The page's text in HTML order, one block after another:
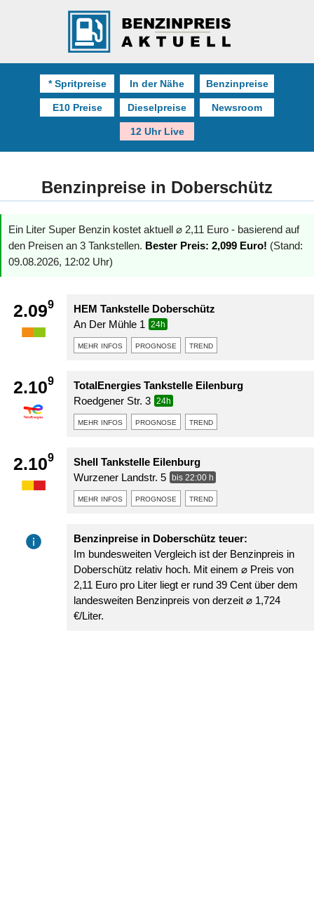
* Spritpreise In der Nähe Benzinpreise
E10 Preise Dieselpreise Newsroom
12 Uhr Live
Benzinpreise in Doberschütz
Ein Liter Super Benzin kostet aktuell ⌀ 2,11 Euro - basierend auf
den Preisen an 3 Tankstellen. Bester Preis: 2,099 Euro! (Stand:
09.08.2026, 12:02 Uhr)
2.099
HEM Tankstelle Doberschütz
An Der Mühle 1
24h
mehr infos prognose trend
2.109
TotalEnergies Tankstelle Eilenburg
Roedgener Str. 3
24h
mehr infos prognose trend
2.109
Shell Tankstelle Eilenburg
Wurzener Landstr. 5
bis 22:00 h
mehr infos prognose trend
Benzinpreise in Doberschütz teuer:
Im bundesweiten Vergleich ist der Benzinpreis in
Doberschütz relativ hoch. Mit einem ⌀ Preis von
2,11 Euro pro Liter liegt er rund 39 Cent über dem
landesweiten Benzinpreis von derzeit ⌀ 1,724
€/Liter.